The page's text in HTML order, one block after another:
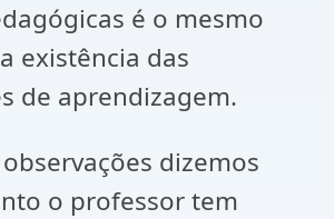
é o mesmo
existência das
de aprendizagem.
dizemos
o professor tem